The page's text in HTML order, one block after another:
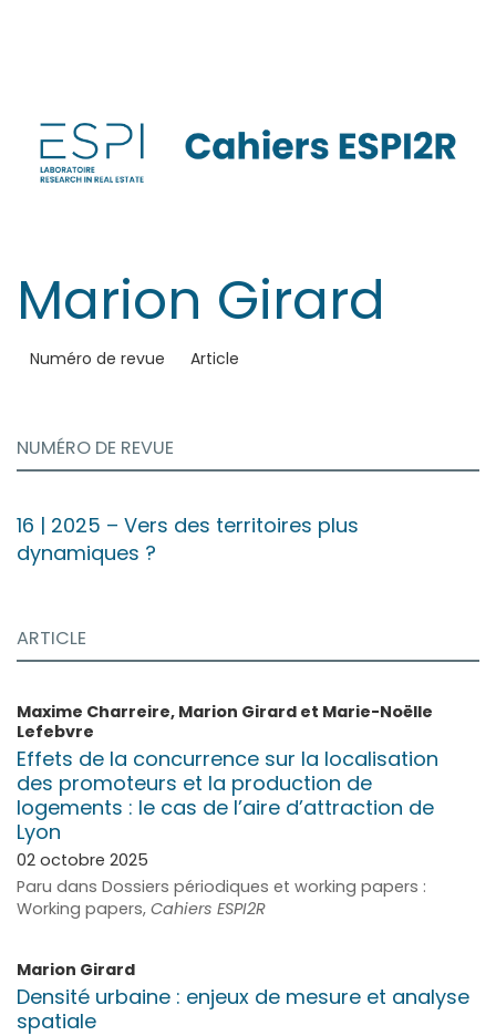
contenu
Marion Girard
Numéro de revue Article
NUMÉRO DE REVUE
16 | 2025 – Vers des territoires plus
dynamiques ?
ARTICLE
Maxime Charreire, Marion Girard et Marie-Noëlle
Lefebvre
Effets de la concurrence sur la localisation
des promoteurs et la production de
logements : le cas de l’aire d’attraction de
Lyon
02 octobre 2025
Paru dans Dossiers périodiques et working papers :
Working papers, Cahiers ESPI2R
Marion Girard
Densité urbaine : enjeux de mesure et analyse
spatiale